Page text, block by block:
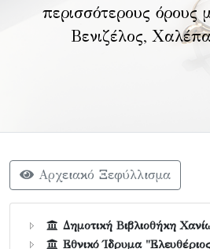
περισσότερους
Βενιζέλος,
Αρχειακό Ξεφύλλισμα
Δημοτική Βιβλιοθήκη
Εθνικό Ίδρυμα